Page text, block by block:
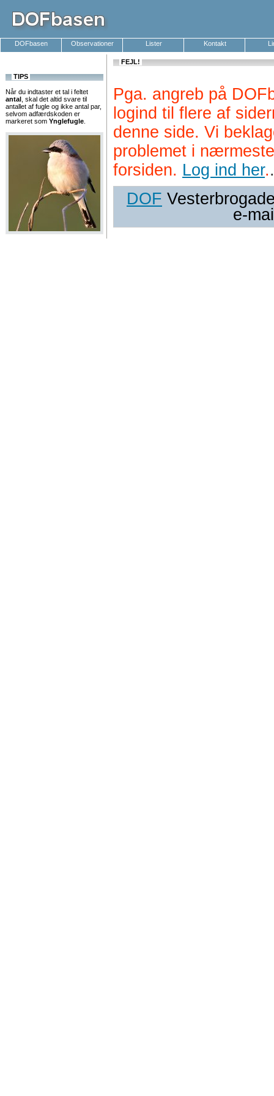
DOFbasen Observationer Lister Kontakt
TIPS
Når du indtaster et tal i feltet
antal , skal det altid svare til
antallet af fugle og ikke antal par,
selvom adfærdskoden er
markeret som Ynglefugle
FEJL!
Pga. angreb på
logind til flere af
denne side. Vi
problemet i
forsiden. Log ind her..
DOF
e-